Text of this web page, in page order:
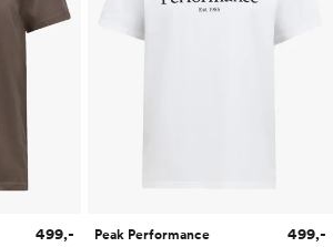
499,-
Peak Performance
499,-